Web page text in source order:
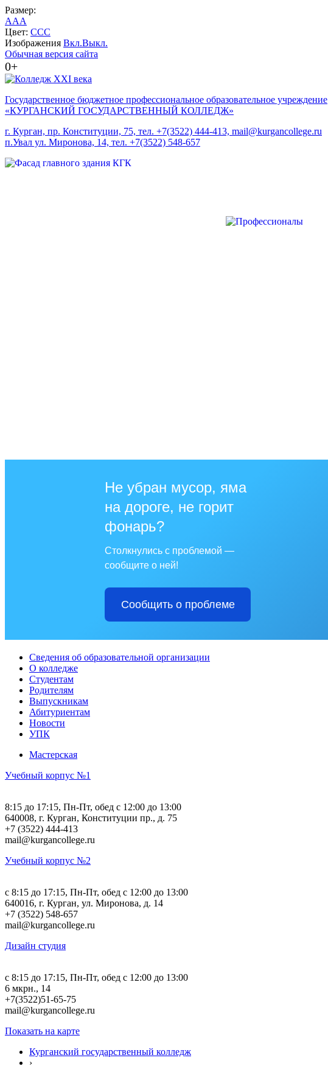
Размер:
AAA
Цвет: CCC
Изображения Вкл.Выкл.
Обычная версия сайта
0+
Государственное бюджетное профессиональное образовательное учреждение
«КУРГАНСКИЙ ГОСУДАРСТВЕННЫЙ КОЛЛЕДЖ»
г. Курган, пр. Конституции, 75, тел. +7(3522) 444-413, mail@kurgancollege.ru
п.Увал ул. Миронова, 14, тел. +7(3522) 548-657
Не убран мусор, яма
на дороге, не горит
фонарь?
Столкнулись с проблемой —
сообщите о ней!
Сообщить о проблеме
Сведения об образовательной организации
О колледже
Студентам
Родителям
Выпускникам
Абитуриентам
Новости
УПК
Мастерская
Учебный корпус №1
8:15 до 17:15, Пн-Пт, обед с 12:00 до 13:00
640008, г. Курган, Конституции пр., д. 75
+7 (3522) 444-413
mail@kurgancollege.ru
Учебный корпус №2
c 8:15 до 17:15, Пн-Пт, обед с 12:00 до 13:00
640016, г. Курган, ул. Миронова, д. 14
+7 (3522) 548-657
mail@kurgancollege.ru
Дизайн студия
c 8:15 до 17:15, Пн-Пт, обед с 12:00 до 13:00
6 мкрн., 14
+7(3522)51-65-75
mail@kurgancollege.ru
Показать на карте
Курганский государственный колледж
›